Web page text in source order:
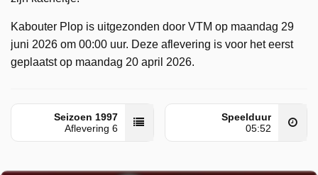
Kabouter Plop is uitgezonden door VTM op maandag 29
juni 2026 om 00:00 uur. Deze aflevering is voor het eerst
geplaatst op maandag 20 april 2026.
Seizoen 1997
Aflevering 6
Speelduur
05:52